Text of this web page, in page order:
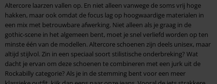
Altercore laarzen vallen op. En niet alleen vanwege de soms vrij hoge
hakken, maar ook omdat de focus lag op hoogwaardige materialen in
een mix met betrouwbare afwerking. Niet alleen als je graag in de
gothic-scene in het algemeen bent, moet je snel verliefd worden op ten
minste één van de modellen. Altercore schoenen zijn deels unisex, maar
altijd stijlvol. Zin in een speciaal soort stilistische onderbreking? Wat
dacht je ervan om deze schoenen te combineren met een jurk uit de
Rockabilly categorie? Als je in de stemming bent voor een meer